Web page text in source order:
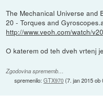
The Mechanical Universe and
20 - Torques and
http://www.veoh.com/watch/
O katerem od teh dveh vrtenj
Zgodovina sprememb…
spremenilo:GTX970(7. jan 2015 ob